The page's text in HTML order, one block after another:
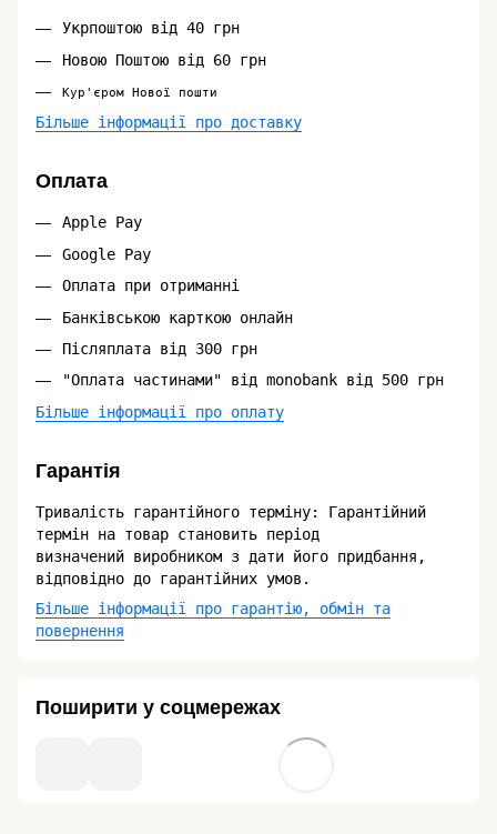
Укрпоштою від 40 грн
Новою Поштою від 60 грн
Кур'єром Нової пошти
Більше інформації про доставку
Оплата
Apple Pay
Google Pay
Оплата при отриманні
Банківською карткою онлайн
Післяплата від 300 грн
"Оплата частинами" від monobank від 500 грн
Більше інформації про оплату
Гарантія
Тривалість гарантійного терміну: Гарантійний
термін на товар становить період
визначений виробником з дати його придбання,
відповідно до гарантійних умов.
Більше інформації про гарантію, обмін та
повернення
Поширити у соцмережах